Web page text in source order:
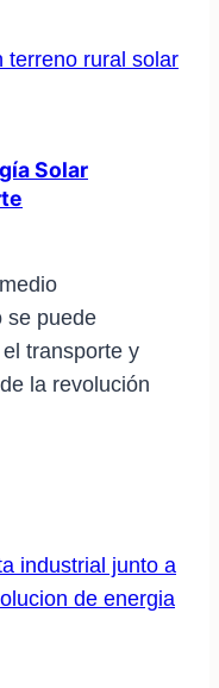
Solar
se puede
transporte y
la revolución